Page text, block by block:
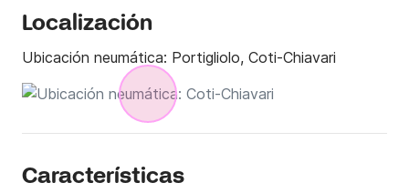
Localización
Ubicación neumática: Portigliolo, Coti-Chiavari
Características